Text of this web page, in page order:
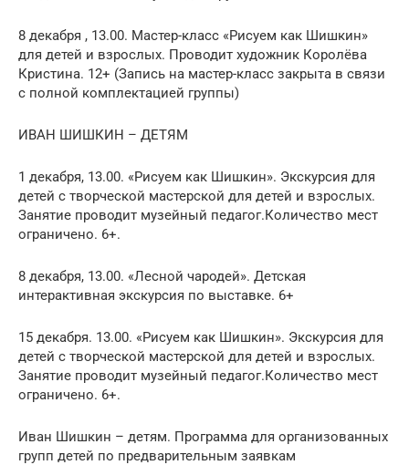
8 декабря , 13.00. Мастер-класс «Рисуем как Шишкин»
для детей и взрослых. Проводит художник Королёва
Кристина. 12+ (Запись на мастер-класс закрыта в связи
с полной комплектацией группы)
ИВАН ШИШКИН – ДЕТЯМ
1 декабря, 13.00. «Рисуем как Шишкин». Экскурсия для
детей с творческой мастерской для детей и взрослых.
Занятие проводит музейный педагог.Количество мест
ограничено. 6+.
8 декабря, 13.00. «Лесной чародей». Детская
интерактивная экскурсия по выставке. 6+
15 декабря. 13.00. «Рисуем как Шишкин». Экскурсия для
детей с творческой мастерской для детей и взрослых.
Занятие проводит музейный педагог.Количество мест
ограничено. 6+.
Иван Шишкин – детям. Программа для организованных
групп детей по предварительным заявкам